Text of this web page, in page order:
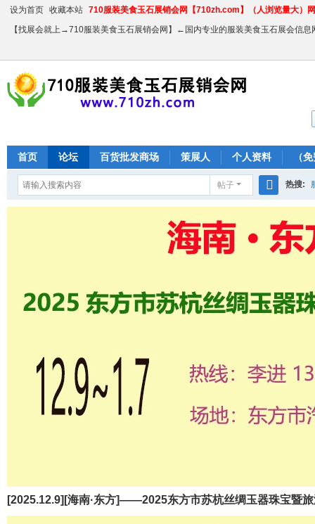
设为首页 收藏本站 710服装美食玉石展销会网【710zh.com】（人浏览量大）
【找展会就上→710服装美食玉石展销会网】←国内专业的服装美食玉石展会信息
首页 论坛 百货批发商场 策展人 个人资料 （
帖子
搜
索
热搜:
[2025.12.9][海南·东方]——2025东方市苏杭丝绸玉器珠宝暨